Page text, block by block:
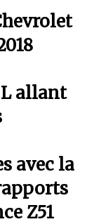
L allant
avec la
Z51